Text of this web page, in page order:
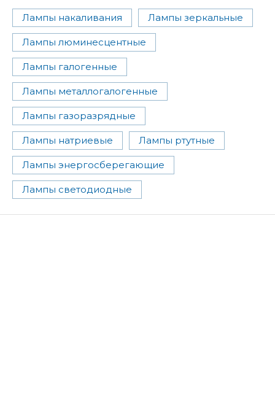
Лампы накаливания Лампы зеркальные
Лампы люминесцентные
Лампы галогенные
Лампы металлогалогенные
Лампы газоразрядные
Лампы натриевые Лампы ртутные
Лампы энергосберегающие
Лампы светодиодные